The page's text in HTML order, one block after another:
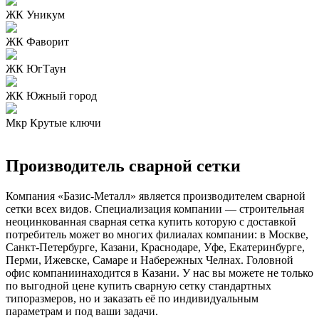
ЖК Уникум
ЖК Фаворит
ЖК ЮгТаун
ЖК Южный город
Мкр Крутые ключи
Производитель сварной сетки
Компания «Базис-Металл» является производителем сварной
сетки всех видов. Специализация компании — строительная
неоцинкованная сварная сетка купить которую с доставкой
потребитель может во многих филиалах компании: в Москве,
Санкт-Петербурге, Казани, Краснодаре, Уфе, Екатеринбурге,
Перми, Ижевске, Самаре и Набережных Челнах. Головной
офис компаниинаходится в Казани. У нас вы можете не только
по выгодной цене купить сварную сетку стандартных
типоразмеров, но и заказать её по индивидуальным
параметрам и под ваши задачи.